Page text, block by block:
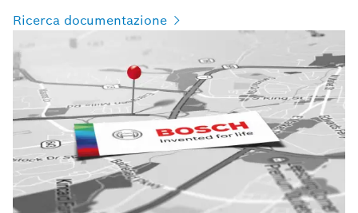
Ricerca documentazione